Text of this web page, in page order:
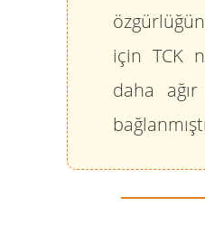
için TCK
daha ağır